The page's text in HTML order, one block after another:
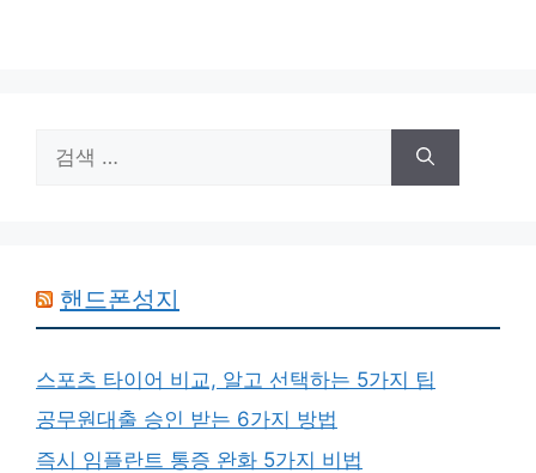
색:
핸드폰성지
스포츠 타이어 비교, 알고 선택하는 5가지 팁
공무원대출 승인 받는 6가지 방법
즉시 임플란트 통증 완화 5가지 비법